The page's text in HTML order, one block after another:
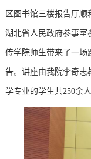
区图书馆三楼报告厅顺
湖北省人民政府参事室
传学院师生带来了一场
告。讲座由我院李奇志
学专业的学生共250余人